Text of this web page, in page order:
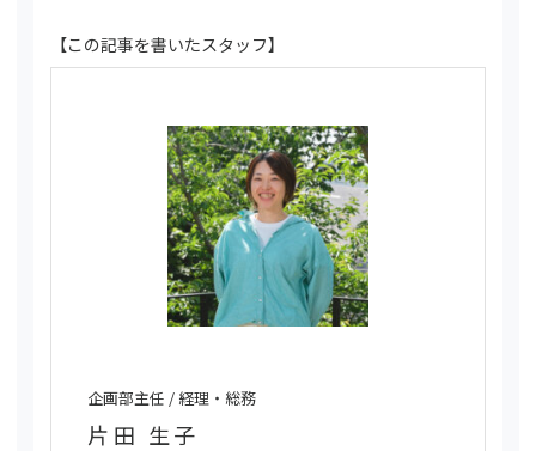
【この記事を書いたスタッフ】
企画部主任 / 経理・総務
片田 生子